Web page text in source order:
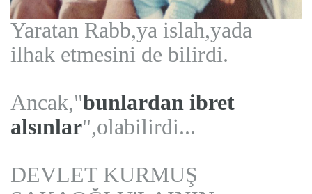
Yaratan Rabb,ya islah,yada
ilhak etmesini de bilirdi.
Ancak,"bunlardan ibret
alsınlar",olabilirdi...
DEVLET KURMUŞ